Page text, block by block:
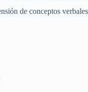
de conceptos verbales